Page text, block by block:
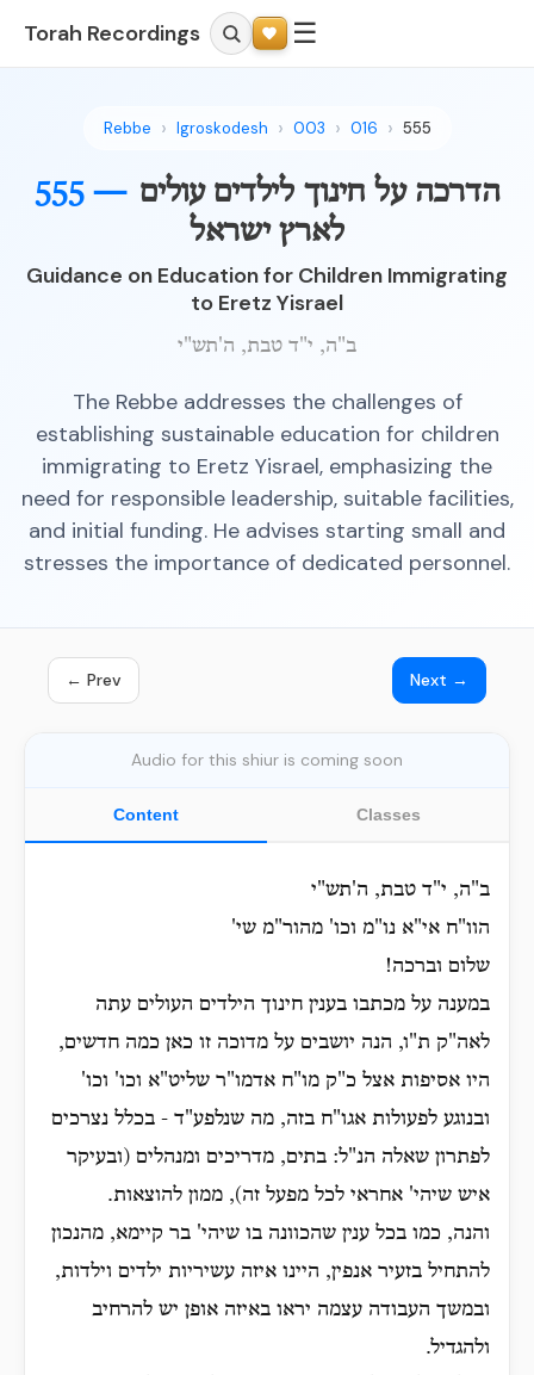
Torah Recordings ☰
Rebbe Igroskodesh 003 016 555
555 — הדרכה על חינוך לילדים עולים
לארץ ישראל
Guidance on Education for Children Immigrating
to Eretz Yisrael
ב"ה, י"ד טבת, ה'תש"י
The Rebbe addresses the challenges of
establishing sustainable education for children
immigrating to Eretz Yisrael, emphasizing the
need for responsible leadership, suitable facilities,
and initial funding. He advises starting small and
stresses the importance of dedicated personnel.
← Prev Next →
Audio for this shiur is coming soon
Content Classes
ב"ה, י"ד טבת, ה'תש"י
הוו"ח אי"א נו"מ וכו' מהור"מ שי'
שלום וברכה!
במענה על מכתבו בענין חינוך הילדים העולים עתה
לאה"ק ת"ו, הנה יושבים על מדוכה זו כאן כמה חדשים,
היו אסיפות אצל כ"ק מו"ח אדמו"ר שליט"א וכו' וכו'
ובנוגע לפעולות אגו"ח בזה, מה שנלפע"ד - בכלל נצרכים
לפתרון שאלה הנ"ל: בתים, מדריכים ומנהלים (ובעיקר
איש שיהי' אחראי לכל מפעל זה), ממון להוצאות.
והנה, כמו בכל ענין שהכוונה בו שיהי' בר קיימא, מהנכון
להתחיל בזעיר אנפין, היינו איזה עשיריות ילדים וילדות,
ובמשך העבודה עצמה יראו באיזה אופן יש להרחיב
ולהגדיל.